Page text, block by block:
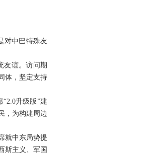
对中巴特殊友
友谊。访问期
体，坚定支持
升级版”建
，为构建周边
就中东局势提
斯主义、军国